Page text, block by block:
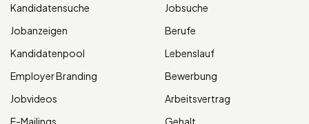
Kandidatensuche
Jobanzeigen
Kandidatenpool
Employer Branding
Jobvideos
E-Mailings
Jobsuche
Berufe
Lebenslauf
Bewerbung
Arbeitsvertrag
Gehalt